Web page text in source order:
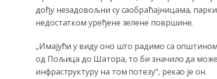
дођу незадовољни су саобраћајницама,
недостатком уређене зелене површине.
„Имајући у виду оно што радимо са
од Пољица до Шатора, то би значило да
инфраструктуру на том потезу“, рекао је он.